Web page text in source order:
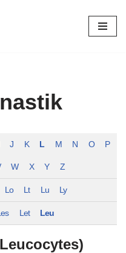
J K L M N O P
W X Y Z
Lo Lt Lu Ly
Let Leu